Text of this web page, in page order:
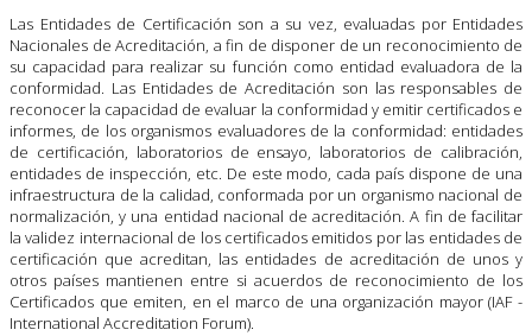
Las Entidades de Certificación son a su vez, evaluadas por Entidades
Nacionales de Acreditación, a fin de disponer de un reconocimiento de
su capacidad para realizar su función como entidad evaluadora de la
conformidad. Las Entidades de Acreditación son las responsables de
reconocer la capacidad de evaluar la conformidad y emitir certificados e
informes, de los organismos evaluadores de la conformidad: entidades
de certificación, laboratorios de ensayo, laboratorios de calibración,
entidades de inspección, etc. De este modo, cada país dispone de una
infraestructura de la calidad, conformada por un organismo nacional de
normalización, y una entidad nacional de acreditación. A fin de facilitar
la validez internacional de los certificados emitidos por las entidades de
certificación que acreditan, las entidades de acreditación de unos y
otros países mantienen entre si acuerdos de reconocimiento de los
Certificados que emiten, en el marco de una organización mayor (IAF -
International Accreditation Forum).